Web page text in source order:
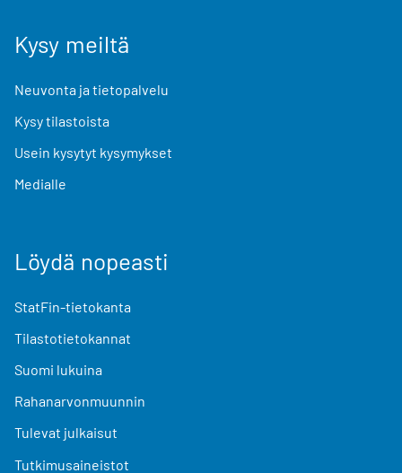
Kysy meiltä
Neuvonta ja tietopalvelu
Kysy tilastoista
Usein kysytyt kysymykset
Medialle
Löydä nopeasti
StatFin-tietokanta
Tilastotietokannat
Suomi lukuina
Rahanarvonmuunnin
Tulevat julkaisut
Tutkimusaineistot